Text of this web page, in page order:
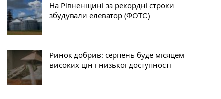
На Рівненщині за рекордні строки
збудували елеватор (ФОТО)
Ринок добрив: серпень буде місяцем
високих цін і низької доступності